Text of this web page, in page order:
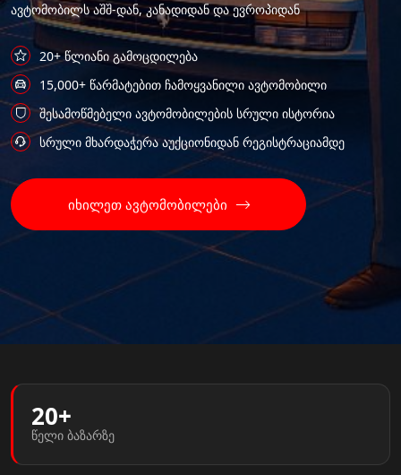
ავტომობილს აშშ-დან, კანადიდან და ევროპიდან
20+ წლიანი გამოცდილება
15,000+ წარმატებით ჩამოყვანილი ავტომობილი
შესამოწმებელი ავტომობილების სრული ისტორია
სრული მხარდაჭერა აუქციონიდან რეგისტრაციამდე
იხილეთ ავტომობილები
20+
წელი ბაზარზე